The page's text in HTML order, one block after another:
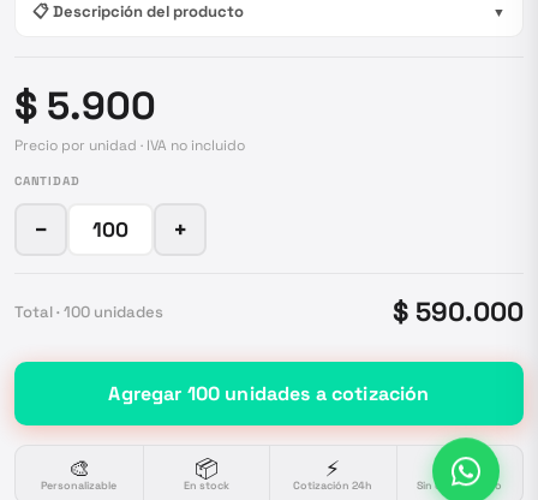
📋 Descripción del producto ▼
$ 5.900
Precio por unidad · IVA no incluido
CANTIDAD
− +
Total · 100 unidades $ 590.000
Agregar 100 unidades a cotización
🎨
Personalizable
📦
En stock
⚡
Cotización 24h
🔒
Sin compromiso